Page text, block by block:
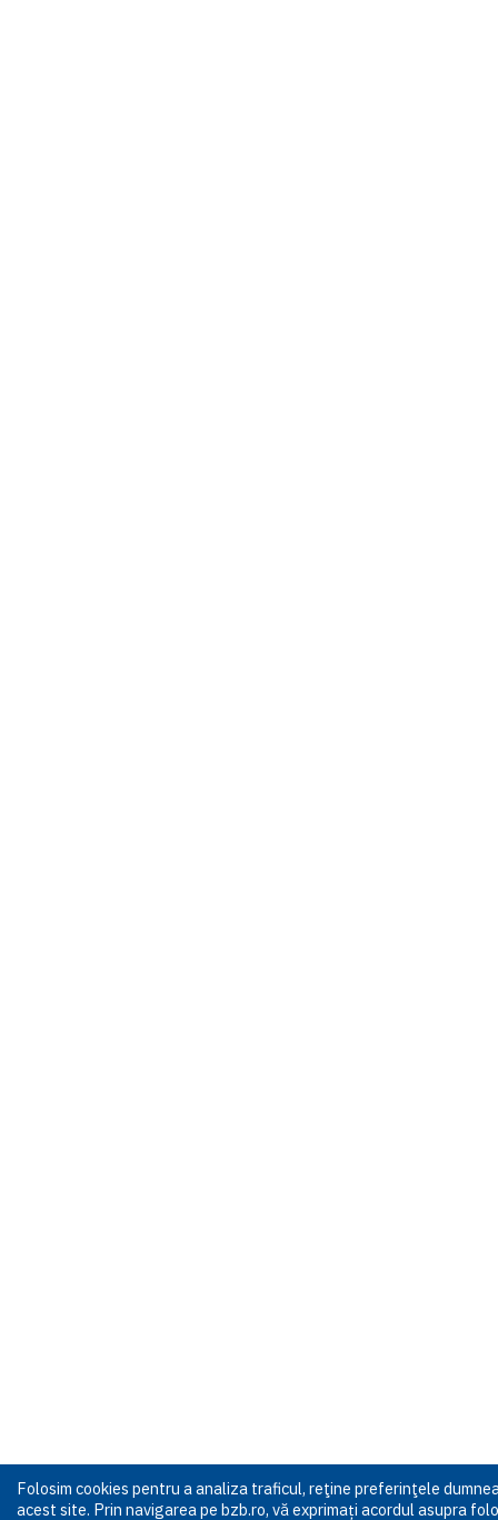
Folosim cookies pentru a analiza traficul, reţine preferinţele
acest site. Prin navigarea pe bzb.ro, vă exprimați acordul asupra